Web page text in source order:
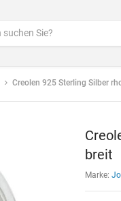
Creolen 925 Sterling Silber rhodiniert teilmattiert 5,4
breit
Marke: